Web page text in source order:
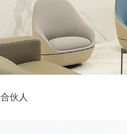
合伙人